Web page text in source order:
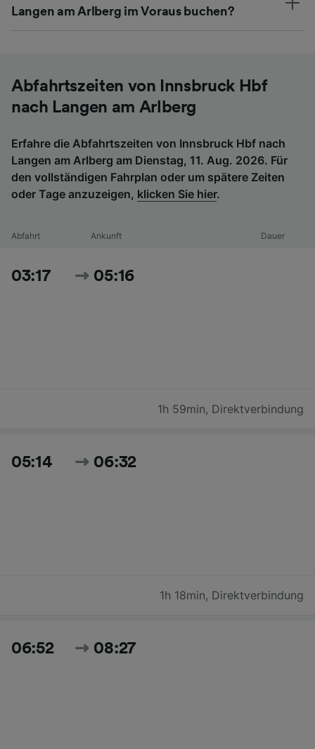
Langen am Arlberg im Voraus buchen?
Abfahrtszeiten von Innsbruck Hbf
nach Langen am Arlberg
Erfahre die Abfahrtszeiten von Innsbruck Hbf nach
Langen am Arlberg am Dienstag, 11. Aug. 2026. Für
den vollständigen Fahrplan oder um spätere Zeiten
oder Tage anzuzeigen, klicken Sie hier.
Abfahrt Ankunft Dauer
03:17 05:16
1h 59min, Direktverbindung
05:14 06:32
1h 18min, Direktverbindung
06:52 08:27